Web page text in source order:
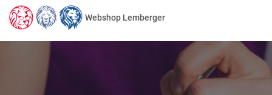
Webshop Lemberger